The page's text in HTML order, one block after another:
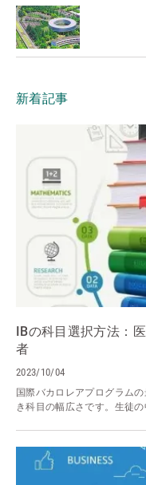
新着記事
IBの科目選択方法：
者
2023/10/04
国際バカロレアプログラム
き科目の幅広さです。生徒の